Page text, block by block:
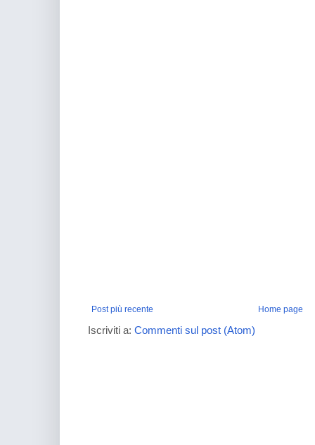
Post più recente Home page
Iscriviti a: Commenti sul post (Atom)